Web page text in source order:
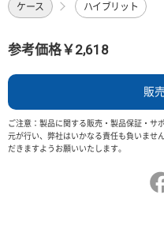
ケース ハイブリット
参考価格￥2,618
販
ご注意：製品に関する販売・製品保証・サ
元が行い、弊社はいかなる責任も負いませ
だきますようお願いいたします。